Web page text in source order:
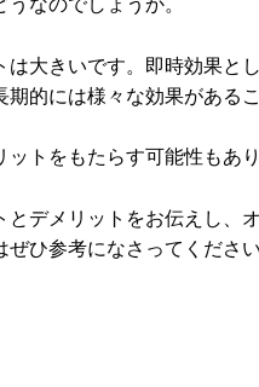
なのでしょうか。
大きいです。即時効果と
的には様々な効果がある
トをもたらす可能性もあり
デメリットをお伝えし、
ひ参考になさってください